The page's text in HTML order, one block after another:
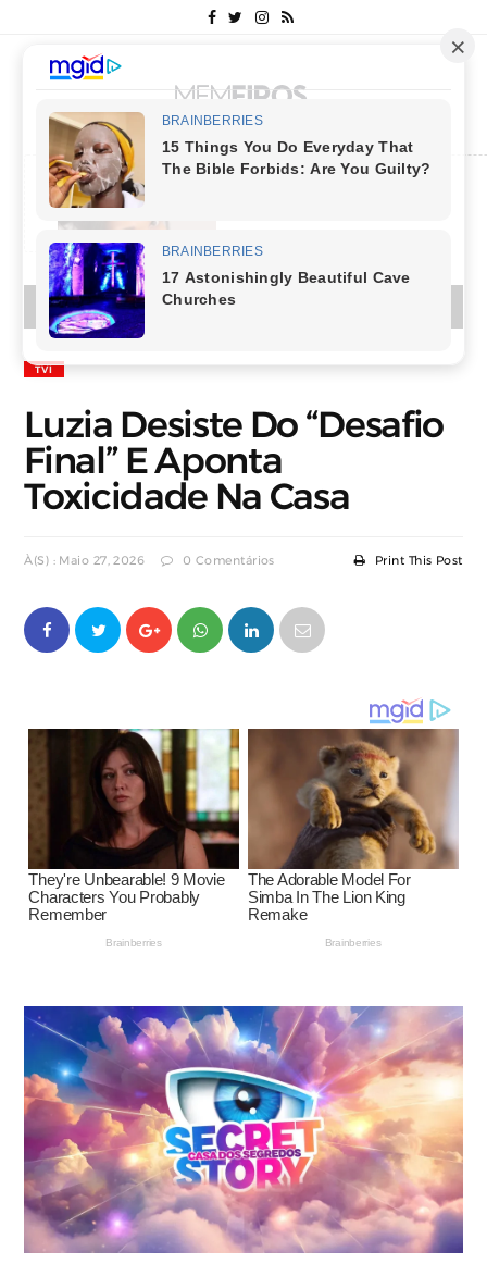
MENU
TVI
Luzia Desiste Do “Desafio
Final” E Aponta
Toxicidade Na Casa
À(s) : Maio 27, 2026 0 Comentários Print This Post